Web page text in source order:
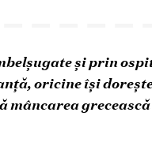
și prin
oricine își dorește
grecească